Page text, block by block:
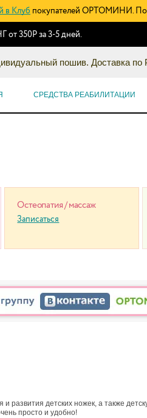
в Клуб покупателей ОРТОМИНИ.
от 350Р за 3-5 дней.
пошив. Доставка по
СРЕДСТВА РЕАБИЛИТАЦИИ
Остеопатия / массаж
Записаться
детских ножек, а также
просто и удобно!